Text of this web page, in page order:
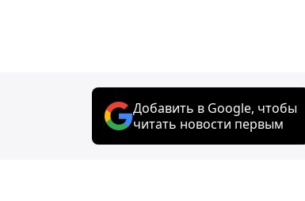
Добавить в Google, чтобы
читать новости первым